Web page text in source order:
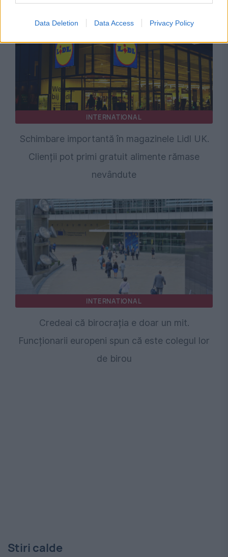
Data Deletion Data Access Privacy Policy
INTERNATIONAL
Schimbare importantă în magazinele Lidl UK.
Clienții pot primi gratuit alimente rămase
nevândute
INTERNATIONAL
Credeai că birocrația e doar un mit.
Funcționarii europeni spun că este colegul lor
de birou
Stiri calde